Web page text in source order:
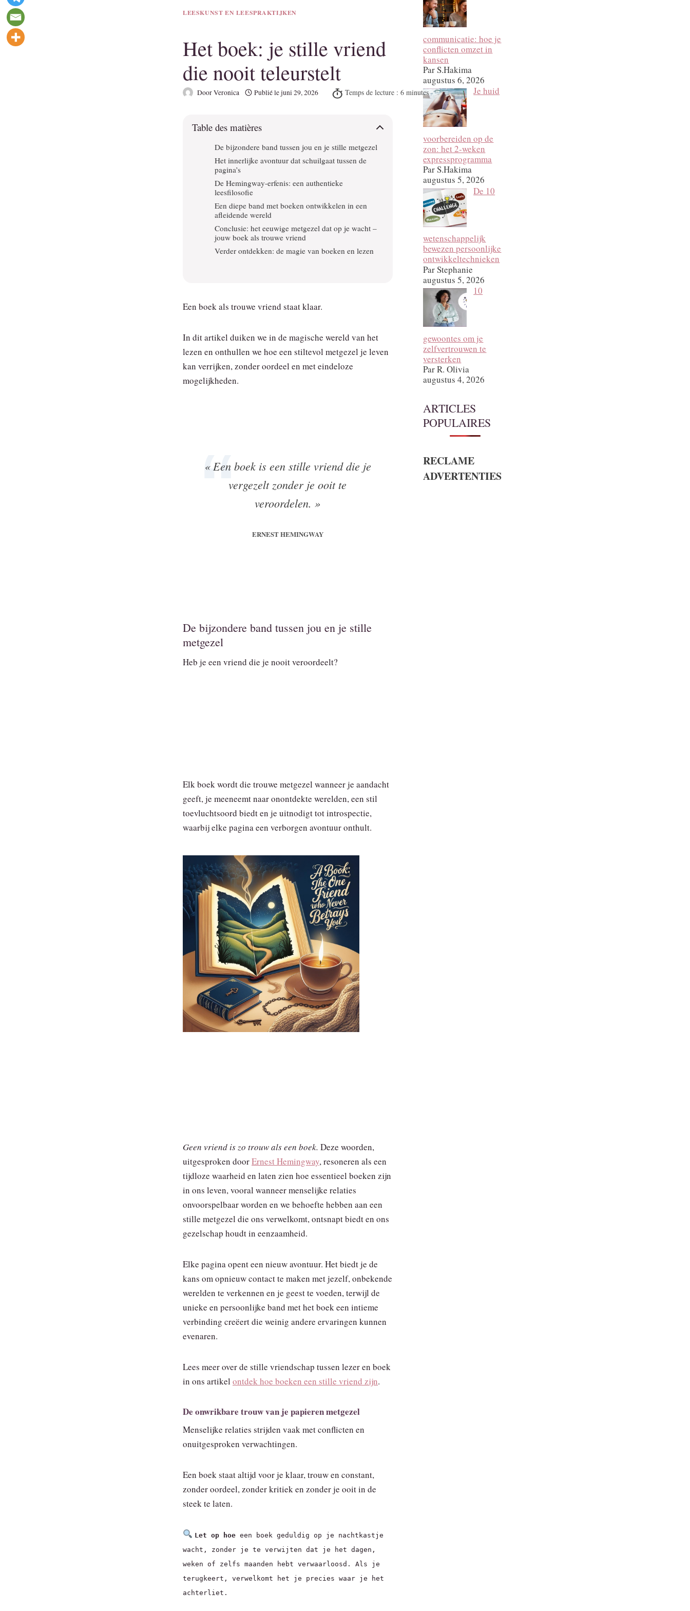
LEESKUNST EN LEESPRAKTIJKEN
Het boek: je stille vriend
die nooit teleurstelt
DoorVeronica Publié lejuni 29, 2026
Table des matières
De bijzondere band tussen jou en je stille metgezel
Het innerlijke avontuur dat schuilgaat tussen de
pagina’s
De Hemingway-erfenis: een authentieke
leesfilosofie
Een diepe band met boeken ontwikkelen in een
afleidende wereld
Conclusie: het eeuwige metgezel dat op je wacht –
jouw boek als trouwe vriend
Verder ontdekken: de magie van boeken en lezen
Een boek als trouwe vriend staat klaar.
In dit artikel duiken we in de magische wereld van het
lezen en onthullen we hoe een stiltevol metgezel je leven
kan verrijken, zonder oordeel en met eindeloze
mogelijkheden.
« Een boek is een stille vriend die je
vergezelt zonder je ooit te
veroordelen. »
ERNEST HEMINGWAY
De bijzondere band tussen jou en je stille
metgezel
Heb je een vriend die je nooit veroordeelt?
Elk boek wordt die trouwe metgezel wanneer je aandacht
geeft, je meeneemt naar onontdekte werelden, een stil
toevluchtsoord biedt en je uitnodigt tot introspectie,
waarbij elke pagina een verborgen avontuur onthult.
Geen vriend is zo trouw als een boek. Deze woorden,
uitgesproken doorErnest Hemingway, resoneren als een
tijdloze waarheid en laten zien hoe essentieel boeken zijn
in ons leven, vooral wanneer menselijke relaties
onvoorspelbaar worden en we behoefte hebben aan een
stille metgezel die ons verwelkomt, ontsnapt biedt en ons
gezelschap houdt in eenzaamheid.
Elke pagina opent een nieuw avontuur. Het biedt je de
kans om opnieuw contact te maken met jezelf, onbekende
werelden te verkennen en je geest te voeden, terwijl de
unieke en persoonlijke band met het boek een intieme
verbinding creëert die weinig andere ervaringen kunnen
evenaren.
Lees meer over de stille vriendschap tussen lezer en boek
in ons artikel ontdek hoe boeken een stille vriend zijn.
De onwrikbare trouw van je papieren metgezel
Menselijke relaties strijden vaak met conflicten en
onuitgesproken verwachtingen.
Een boek staat altijd voor je klaar, trouw en constant,
zonder oordeel, zonder kritiek en zonder je ooit in de
steek te laten.
Let op hoe een boek geduldig op je nachtkastje
wacht, zonder je te verwijten dat je het dagen,
weken of zelfs maanden hebt verwaarloosd. Als je
terugkeert, verwelkomt het je precies waar je het
achterliet.
communicatie: hoe je
conflicten omzet in
kansen
Par S.Hakima
augustus 6, 2026
Je huid
voorbereiden op de
zon: het 2‑weken
expressprogramma
Par S.Hakima
augustus 5, 2026
De 10
wetenschappelijk
bewezen persoonlijke
ontwikkeltechnieken
Par Stephanie
augustus 5, 2026
10
gewoontes om je
zelfvertrouwen te
versterken
Par R. Olivia
augustus 4, 2026
ARTICLES
POPULAIRES
RECLAME
ADVERTENTIES